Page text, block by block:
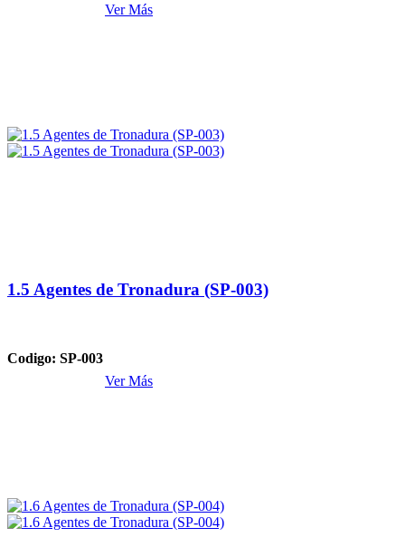
Ver Más
1.5 Agentes de Tronadura (SP-003)
Codigo: SP-003
Ver Más